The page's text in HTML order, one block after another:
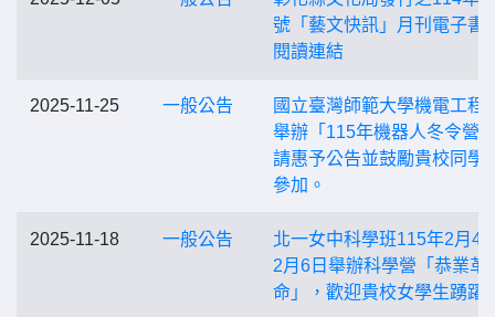
號「藝文快訊」月刊電子書
閱讀連結
2025-11-25 一般公告
國立臺灣師範大學機電工程
舉辦「115年機器人冬令營
請惠予公告並鼓勵貴校同學
參加。
2025-11-18 一般公告
北一女中科學班115年2月4
2月6日舉辦科學營「恭業革
命」，歡迎貴校女學生踴躍